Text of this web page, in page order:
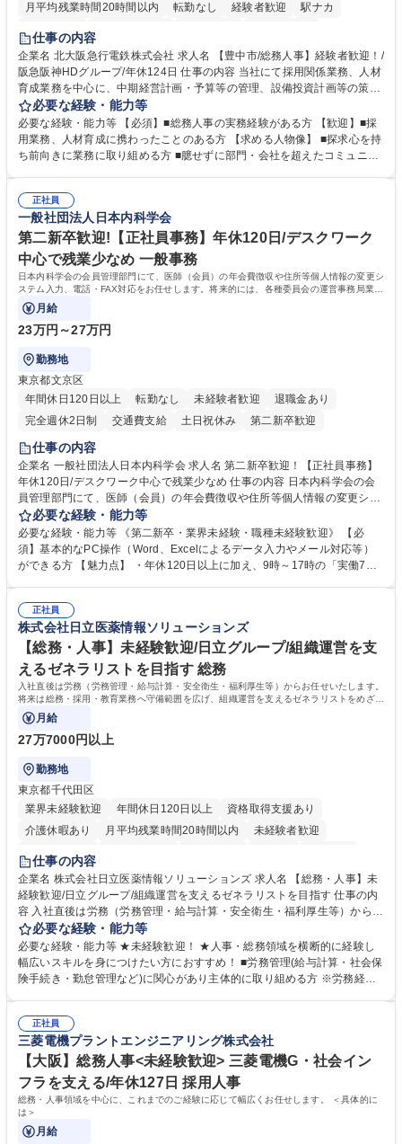
月平均残業時間20時間以内
転勤なし 経験者歓迎
駅ナカ
退職金あり
土日祝休み
服装自由 昼食補助あり 食事補助あり
仕事の内容
企業名 北大阪急行電鉄株式会社 求人名 【豊中市/総務人事】経験者歓迎！/
阪急阪神HDグループ/年休124日 仕事の内容 当社にて採用関係業務、人材
育成業務を中心に、中期経営計画・予算等の管理、設備投資計画等の策
定、さらに社内の重要会議の運営等、経営の根幹となる幅広い総務人事業
務全般を担当していただきます。 【主な業務内容】 ■採用関係業務および
人材育成(社員研修)業務の推進 ■中期経営計画および予算等の管理 ■設備
投資計画等の策定 ■社内の重要会議の運営 ■その他総務人事業務全般 【入
務人事】経験者歓迎！/阪急阪神HDグループ/年休124日
必要な経験・能力等
必要な経験・能力等 【必須】■総務人事の実務経験がある方 【歓迎】■採
用業務、人材育成に携わったことのある方 【求める人物像】 ■探求心を持
ち前向きに業務に取り組める方 ■臆せずに部門・会社を超えたコミュニケ
囲のメンバーと協調しつつ主体性を持って能動的に業務を推進できる方 学
歴・資格 学歴：大学院 大学 高専 短大 専修学校 高校 語学力： 資格：
正社員
一般社団法人日本内科学会
第二新卒歓迎!【正社員事務】年休120日/デスクワーク
中心で残業少なめ 一般事務
日本内科学会の会員管理部門にて、医師（会員）の年会費徴収や住所等個人情報の変更シ
ステム入力、電話・FAX対応をお任せします。将来的には、各種委員会の運営事務局業務
などにも幅広く携わっていただきます。
月給
23万円～27万円
勤務地
東京都文京区
年間休日120日以上
転勤なし 未経験者歓迎
退職金あり
完全週休2日制
交通費支給 土日祝休み 第二新卒歓迎
仕事の内容
企業名 一般社団法人日本内科学会 求人名 第二新卒歓迎！【正社員事務】
年休120日/デスクワーク中心で残業少なめ 仕事の内容 日本内科学会の会
員管理部門にて、医師（会員）の年会費徴収や住所等個人情報の変更シス
テム入力、電話・FAX対応をお任せします。将来的には、各種委員会の運
営事務局業務などにも幅広く携わっていただきます。 【会員管理・データ
入力業務】 ・医師（会員）の住所変更、個人情報のシステム登録・更新
・年会費の徴収管理や入金データの照合確認 【問い合わせ対応】 ・会員
年休120日/デスクワーク中心で残業少なめ
必要な経験・能力等
必要な経験・能力等 《第二新卒・業界未経験・職種未経験歓迎》 【必
須】基本的なPC操作（Word、Excelによるデータ入力やメール対応等）
ができる方 【魅力点】 ・年休120日以上に加え、9時～17時の「実働7時
整、資料作成、当日の運営サポート 学歴・資格 学歴：大学院 大学 語学
力： 資格：
正社員
株式会社日立医薬情報ソリューションズ
【総務・人事】未経験歓迎/日立グループ/組織運営を支
えるゼネラリストを目指す 総務
入社直後は労務（労務管理・給与計算・安全衛生・福利厚生等）からお任せいたします。
将来は総務・採用・教育業務へ守備範囲を広げ、組織運営を支えるゼネラリストをめざせ
ます。
月給
27万7000円以上
勤務地
東京都千代田区
業界未経験歓迎
年間休日120日以上
資格取得支援あり
介護休暇あり
月平均残業時間20時間以内
未経験者歓迎
住宅手当あり
育休あり
完全週休2日制 交通費支給 土日祝休み 寮・社宅あり
仕事の内容
企業名 株式会社日立医薬情報ソリューションズ 求人名 【総務・人事】未
経験歓迎/日立グループ/組織運営を支えるゼネラリストを目指す 仕事の内
容 入社直後は労務（労務管理・給与計算・安全衛生・福利厚生等）からお
任せいたします。将来は総務・採用・教育業務へ守備範囲を広げ、組織運
営を支えるゼネラリストをめざせます。 ・初期業務：労働時間管理、給与
計算、社会保険対応、福利厚生管理、安全衛生、健康経営推進等をお任せ
します。ご経験に応じて、休職者管理など、幅広く経験を積んでいただき
幅広く経験を積みたい意欲がある方に最適な環境です。 募集職種 【総
務・人事】未経験歓迎/日立グループ/組織運営を支えるゼネラリストを目
指す
必要な経験・能力等
必要な経験・能力等 ★未経験歓迎！ ★人事・総務領域を横断的に経験し
幅広いスキルを身につけたい方におすすめ！ ■労務管理(給与計算・社会保
険手続き・勤怠管理など)に関心があり主体的に取り組める方 ※労務経験
のご経験 ■労務管理（給与計算・社会保険手続き・勤怠管理など）の経験
■衛生管理者の資格をお持ちの方 学歴・資格 学歴：大学院 大学 高専 短大
専修学校 高校 語学力： 資格：
正社員
三菱電機プラントエンジニアリング株式会社
【大阪】総務人事<未経験歓迎> 三菱電機G・社会イン
フラを支える/年休127日 採用人事
総務・人事領域を中心に、これまでのご経験に応じて幅広くお任せします。 ＜具体的に
は＞
月給